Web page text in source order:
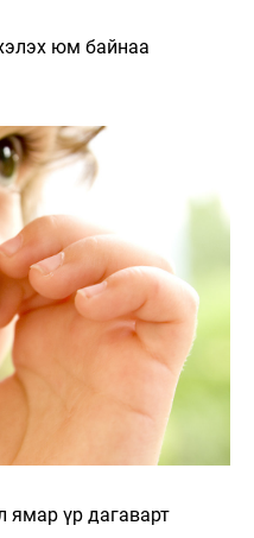
юм байнаа
ямар үр дагаварт